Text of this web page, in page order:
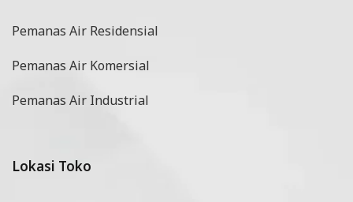
Pemanas Air Residensial
Pemanas Air Komersial
Pemanas Air Industrial
Lokasi Toko